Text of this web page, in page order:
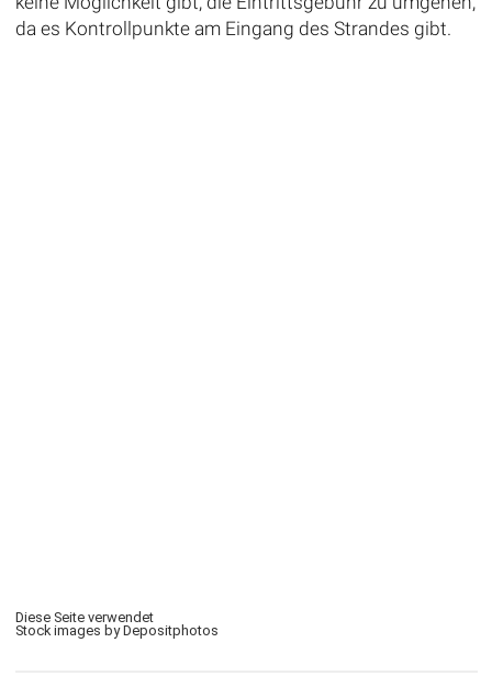
da es Kontrollpunkte am Eingang des Strandes gibt.
Diese Seite verwendet
Stock images by Depositphotos